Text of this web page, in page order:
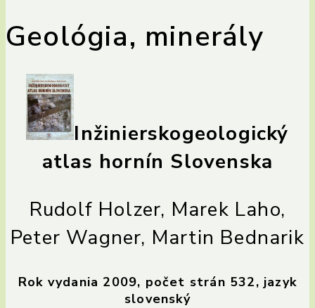
Geológia, minerály
Inžinierskogeologický
atlas hornín Slovenska
Rudolf Holzer, Marek Laho,
Peter Wagner, Martin Bednarik
Rok vydania 2009, počet strán 532, jazyk
slovenský